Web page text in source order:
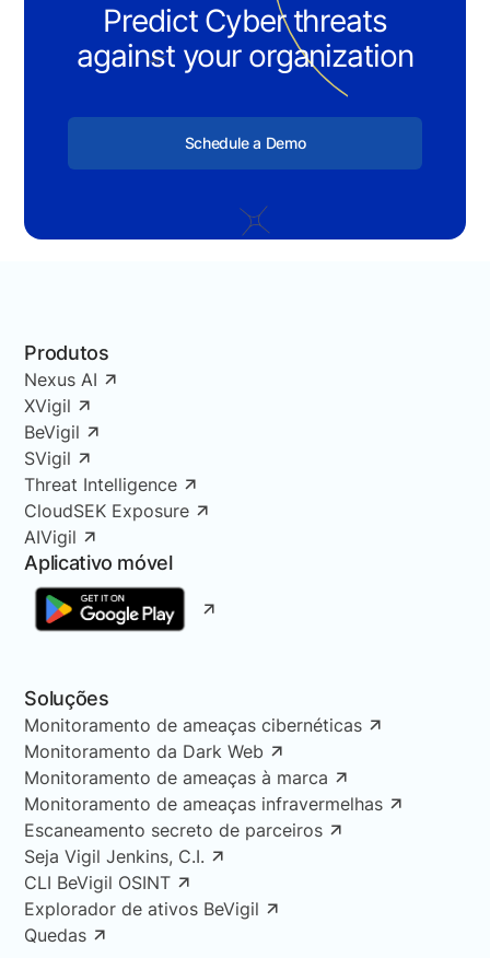
Predict Cyber threats
against your organization
Schedule a Demo
Produtos
Nexus AI
XVigil
BeVigil
SVigil
Threat Intelligence
CloudSEK Exposure
AIVigil
Aplicativo móvel
Soluções
Monitoramento de ameaças cibernéticas
Monitoramento da Dark Web
Monitoramento de ameaças à marca
Monitoramento de ameaças infravermelhas
Escaneamento secreto de parceiros
Seja Vigil Jenkins, C.I.
CLI BeVigil OSINT
Explorador de ativos BeVigil
Quedas